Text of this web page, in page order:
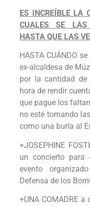
ES INCREÍBLE LA
CUALES SE LAS
HASTA QUE LAS
HASTA CUÁNDO
ex-alcaldesa de
por la cantidad
hora de rendir
que pague los
no esté tomando
como una burla al
+JOSEPHINE
un concierto
evento
Defensa de los
+UNA COMADRE